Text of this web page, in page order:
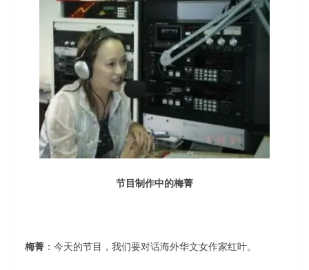
节目制作中的梅菁
梅菁 ：今天的节目，我们要对话海外华文女作家红叶。